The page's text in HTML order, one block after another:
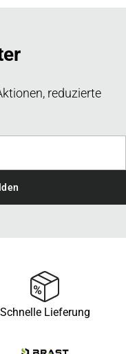
reduzierte
Schnelle Lieferung